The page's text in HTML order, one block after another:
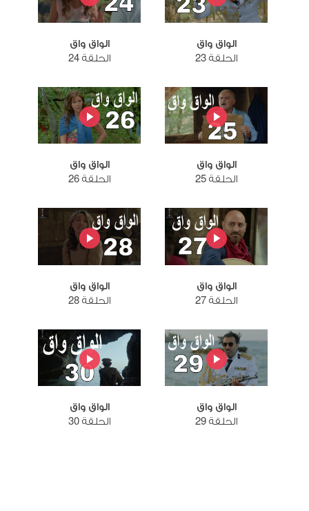
الواق واق
الحلقة 23
الواق واق
الحلقة 24
الواق واق
الحلقة 25
الواق واق
الحلقة 26
الواق واق
الحلقة 27
الواق واق
الحلقة 28
الواق واق
الحلقة 29
الواق واق
الحلقة 30